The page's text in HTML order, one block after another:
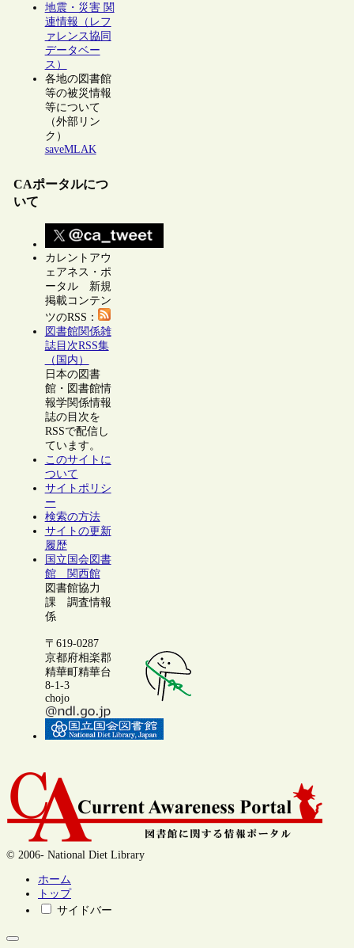
地震・災害 関
連情報（レフ
ァレンス協同
データベー
ス）
各地の図書館
等の被災情報
等について
（外部リン
ク）
saveMLAK
CAポータルにつ
いて
カレントアウ
ェアネス・ポ
ータル 新規
掲載コンテン
ツのRSS：
図書館関係雑
誌目次RSS集
（国内）
日本の図書
館・図書館情
報学関係情報
誌の目次を
RSSで配信し
ています。
このサイトに
ついて
サイトポリシ
ー
検索の方法
サイトの更新
履歴
国立国会図書
館 関西館
図書館協力
課 調査情報
係
〒619-0287
京都府相楽郡
精華町精華台
8-1-3
chojo
© 2006- National Diet Library
ホーム
トップ
サイドバー